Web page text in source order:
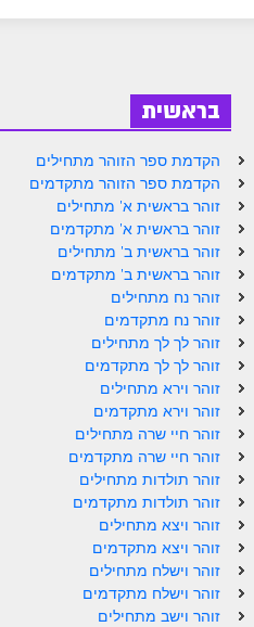
ספר הזוהר נח מתחילים
ספר הזוהר נח מתקדמים
ספר הזוהר לך לך מתחילים
ספר הזוהר לך לך מתקדמים
ספר הזוהר וירא מתחילים
ספר הזוהר וירא מתקדמים
ספר הזוהר חיי שרה מתחילים
ספר הזוהר חיי שרה מתקדמים
ספר הזוהר תולדות מתחילים
ספר הזוהר ויצא מתחילים
ספר הזוהר ויצא מתקדמים
ספר הזוהר וישלח מתחילים
בראשית
הקדמת ספר הזוהר מתחילים
הקדמת ספר הזוהר מתקדמים
זוהר בראשית א' מתחילים
זוהר בראשית א' מתקדמים
זוהר בראשית ב' מתחילים
זוהר בראשית ב' מתקדמים
זוהר נח מתחילים
זוהר נח מתקדמים
זוהר לך לך מתחילים
זוהר לך לך מתקדמים
זוהר וירא מתחילים
זוהר וירא מתקדמים
זוהר חיי שרה מתחילים
זוהר חיי שרה מתקדמים
זוהר תולדות מתחילים
זוהר תולדות מתקדמים
זוהר ויצא מתחילים
זוהר ויצא מתקדמים
זוהר וישלח מתחילים
זוהר וישלח מתקדמים
זוהר וישב מתחילים